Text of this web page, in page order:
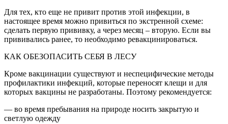
Для тех, кто еще не привит против этой инфекции, в
настоящее время можно привиться по экстренной схеме:
сделать первую прививку, а через месяц – вторую. Если вы
прививались ранее, то необходимо ревакцинироваться.
КАК ОБЕЗОПАСИТЬ СЕБЯ В ЛЕСУ
Кроме вакцинации существуют и неспецифические методы
профилактики инфекций, которые переносят клещи и для
которых вакцины не разработаны. Поэтому рекомендуется:
— во время пребывания на природе носить закрытую и
светлую одежду